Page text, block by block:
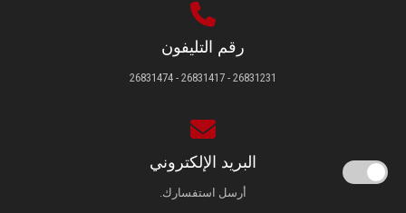
رقم التليفون
26831231 - 26831417 - 26831474
البريد الإلكتروني
أرسل استفسارك.